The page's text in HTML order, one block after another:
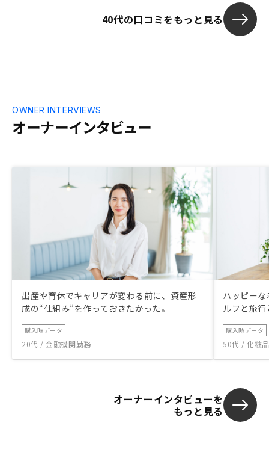
40代の口コミをもっと見る
オーナーインタビュー
OWNER INTERVIEWS
出産や育休でキャリアが変わる前に、資産形
成の“仕組み”を作っておきたかった。
購入時データ
20代 / 金融機関勤務
ハッピー
ルフと旅
購入時データ
50代 / 化粧
オーナーインタビューを
もっと見る